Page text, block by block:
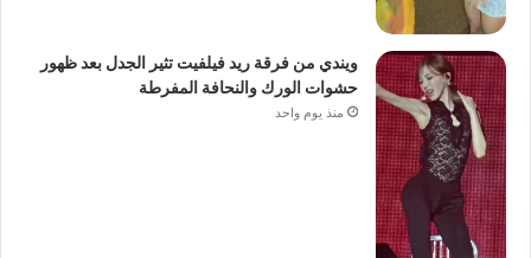
ويندي من فرقة ريد فيلفيت تثير الجدل بعد ظهور
حشوات الورك والنحافة المفرطة
منذ يوم واحد